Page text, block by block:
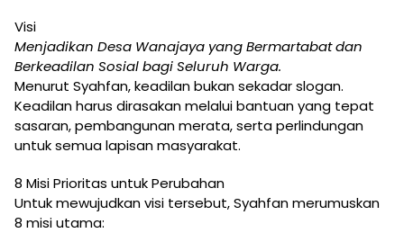
Visi
Menjadikan Desa Wanajaya yang Bermartabat dan
Berkeadilan Sosial bagi Seluruh Warga.
Menurut Syahfan, keadilan bukan sekadar slogan.
Keadilan harus dirasakan melalui bantuan yang tepat
sasaran, pembangunan merata, serta perlindungan
untuk semua lapisan masyarakat.
8 Misi Prioritas untuk Perubahan
Untuk mewujudkan visi tersebut, Syahfan merumuskan
8 misi utama: